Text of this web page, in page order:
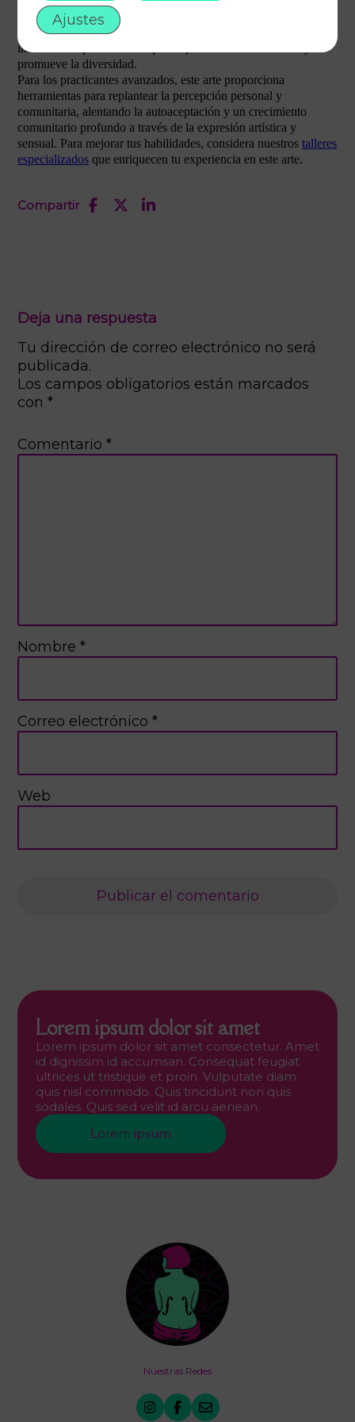
de poder y representación escénica, subvirtiendo normas
culturales con cada actuación. Se posiciona como una
intervención performativa que empodera a los individuos y
promueve la diversidad.
Para los practicantes avanzados, este arte proporciona
herramientas para replantear la percepción personal y
comunitaria, alentando la autoaceptación y un crecimiento
comunitario profundo a través de la expresión artística y
sensual. Para mejorar tus habilidades, considera nuestros talleres
especializados que enriquecen tu experiencia en este arte.
Compartir
Deja una respuesta
Tu dirección de correo electrónico no será
publicada.
Los campos obligatorios están marcados
con *
Comentario *
Nombre *
Correo electrónico *
Web
Lorem ipsum dolor sit amet
Lorem ipsum dolor sit amet consectetur. Amet
id dignissim id accumsan. Consequat feugiat
ultrices ut tristique et proin. Vulputate diam
quis nisl commodo. Quis tincidunt non quis
sodales. Quis sed velit id arcu aenean.
Lorem ipsum
Nuestras Redes
Ajustes